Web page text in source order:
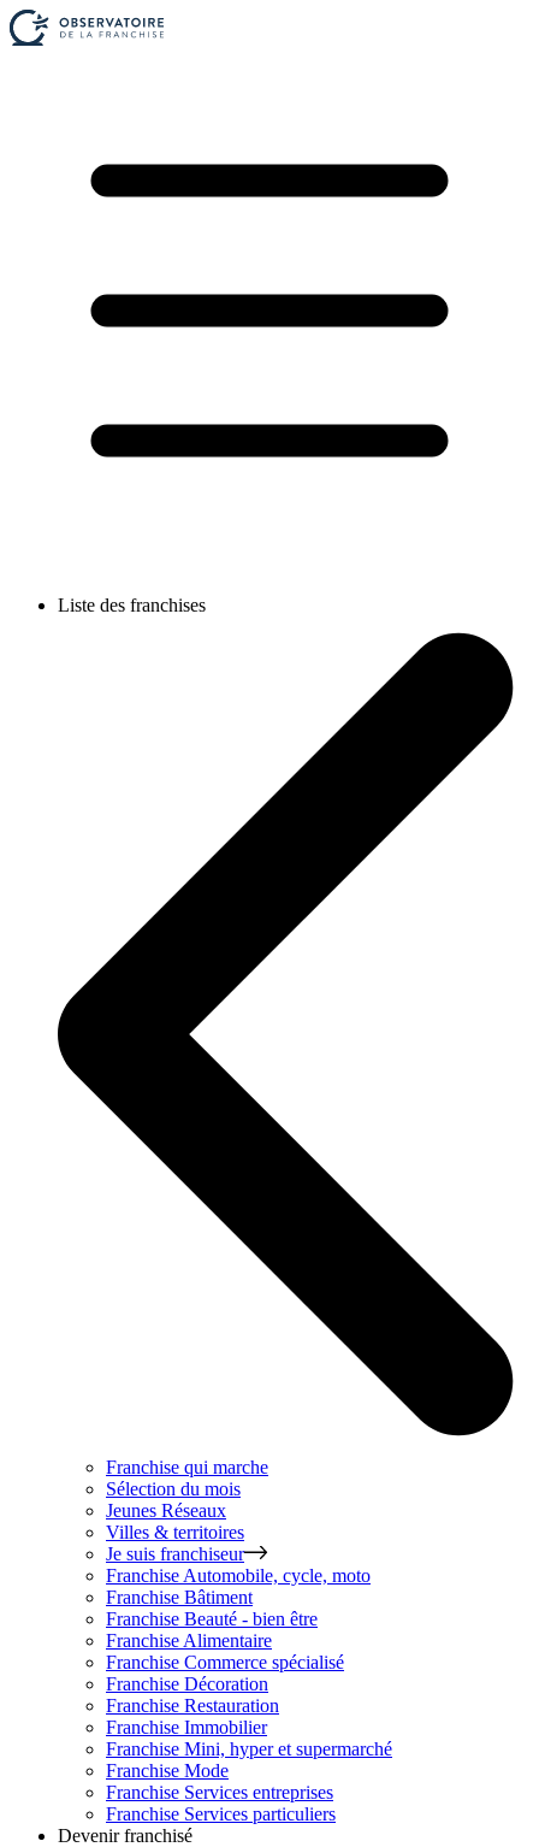
Liste des franchises
Franchise qui marche
Sélection du mois
Jeunes Réseaux
Villes & territoires
Je suis franchiseur
Franchise Automobile, cycle, moto
Franchise Bâtiment
Franchise Beauté - bien être
Franchise Alimentaire
Franchise Commerce spécialisé
Franchise Décoration
Franchise Restauration
Franchise Immobilier
Franchise Mini, hyper et supermarché
Franchise Mode
Franchise Services entreprises
Franchise Services particuliers
Devenir franchisé